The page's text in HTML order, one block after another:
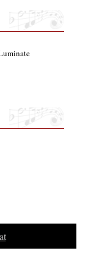
+
Bence
Horváth
rész
rész: